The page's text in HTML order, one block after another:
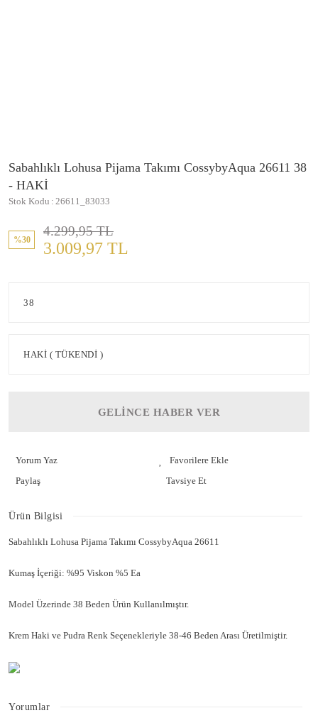
Sabahlıklı Lohusa Pijama Takımı CossybyAqua 26611 38
- HAKİ
Stok Kodu 26611_83033
%30
4.299,95 TL
3.009,97 TL
GELİNCE HABER VER
Yorum Yaz
Paylaş
Tavsiye Et
Ürün Bilgisi
Sabahlıklı Lohusa Pijama Takımı CossybyAqua 26611
Kumaş İçeriği: %95 Viskon %5 Ea
Model Üzerinde 38 Beden Ürün Kullanılmıştır.
Krem Haki ve Pudra Renk Seçenekleriyle 38-46 Beden Arası Üretilmiştir.
Yorumlar